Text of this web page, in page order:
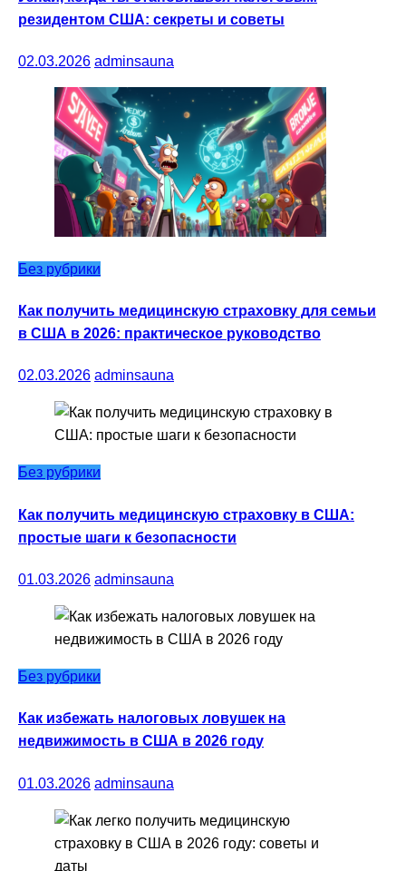
резидентом США: секреты и советы
02.03.2026 adminsauna
Без рубрики
Как получить медицинскую страховку для семьи
в США в 2026: практическое руководство
02.03.2026 adminsauna
Без рубрики
Как получить медицинскую страховку в США:
простые шаги к безопасности
01.03.2026 adminsauna
Без рубрики
Как избежать налоговых ловушек на
недвижимость в США в 2026 году
01.03.2026 adminsauna